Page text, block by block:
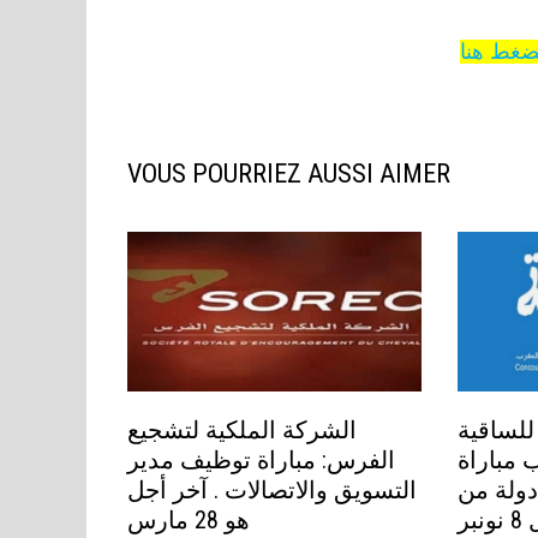
هنا
VOUS POURRIEZ AUSSI AIMER
الشركة الملكية لتشجيع
الفرس: مباراة توظيف مدير
التسويق والاتصالات . آخر أجل
هو 28 مارس
مباراة
دولة من
الدرجة الأولى آخر أجل 8 نونبر